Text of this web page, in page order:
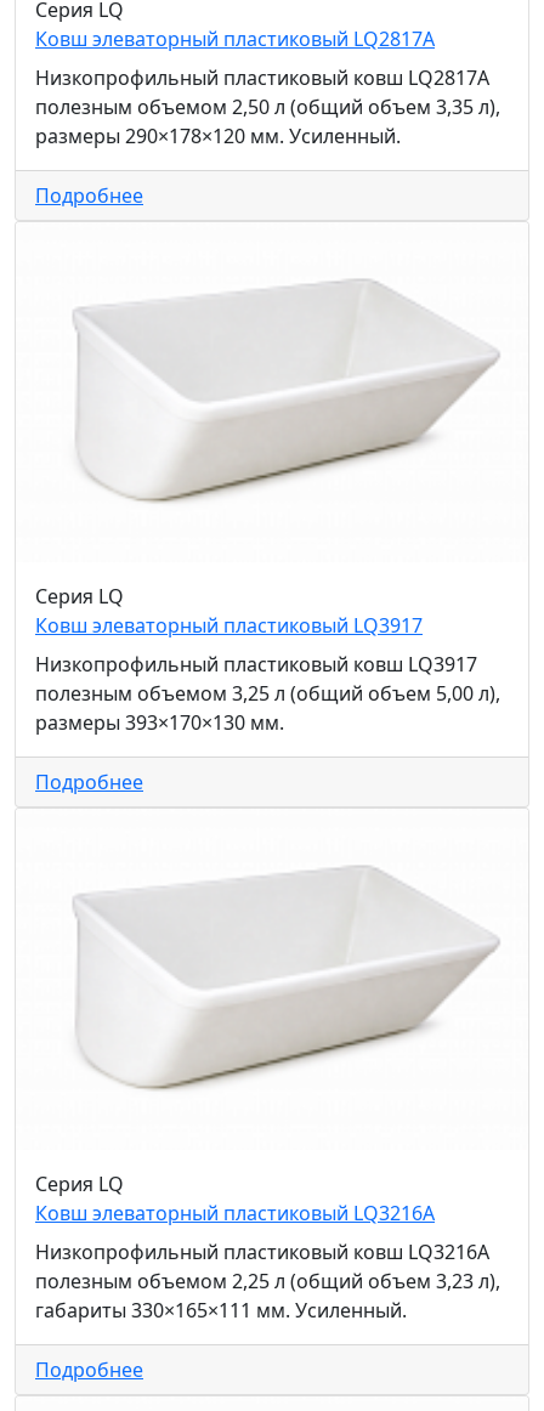
Серия LQ
Ковш элеваторный пластиковый LQ2817A
Низкопрофильный пластиковый ковш LQ2817A
полезным объемом 2,50 л (общий объем 3,35 л),
размеры 290×178×120 мм. Усиленный.
Подробнее
Серия LQ
Ковш элеваторный пластиковый LQ3917
Низкопрофильный пластиковый ковш LQ3917
полезным объемом 3,25 л (общий объем 5,00 л),
размеры 393×170×130 мм.
Подробнее
Серия LQ
Ковш элеваторный пластиковый LQ3216A
Низкопрофильный пластиковый ковш LQ3216A
полезным объемом 2,25 л (общий объем 3,23 л),
габариты 330×165×111 мм. Усиленный.
Подробнее